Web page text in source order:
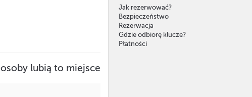
Jak rezerwować?
Bezpieczeństwo
Rezerwacja
Gdzie odbiorę klucze?
Płatności
osoby lubią to miejsce